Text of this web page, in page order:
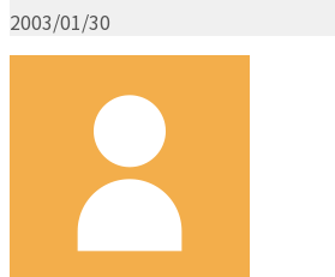
2003/01/30